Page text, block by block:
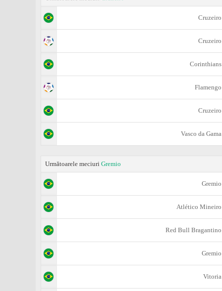
Cruzeiro
Cruzeiro
Corinthians
Flamengo
Cruzeiro
Vasco da Gama
Următoarele meciuri Gremio
Gremio
Atlético Mineiro
Red Bull Bragantino
Gremio
Vitoria